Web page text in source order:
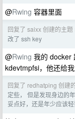
@Rwing 容器里面
回复了 saixx 创建的主题
改了 ssh key
@Rwing 我的 docker
kdevtmpfsi，他还给
回复了 redhatping 创建
定些， 但是发现身边的
妥点好，还是年少应该